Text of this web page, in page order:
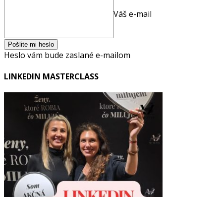
Váš e-mail
Heslo vám bude zaslané e-mailom
LINKEDIN MASTERCLASS